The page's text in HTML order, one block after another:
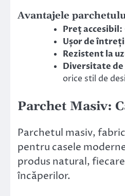
Avantajele
Preț accesibil:
Ușor de
Rezistent la
Diversitate de
orice stil de
Parchet Masiv:
Parchetul masiv,
pentru casele
produs natural,
încăperilor.